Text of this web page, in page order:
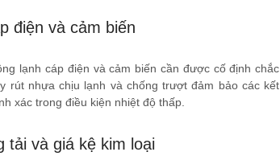
điện và cảm biến
lạnh cáp điện và cảm biến cần được cố định chắc
rút nhựa chịu lạnh và chống trượt đảm bảo các kết
xác trong điều kiện nhiệt độ thấp.
tải và giá kệ kim loại